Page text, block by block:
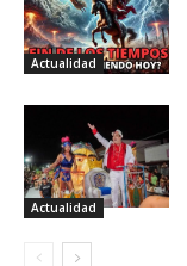
Actualidad
Actualidad